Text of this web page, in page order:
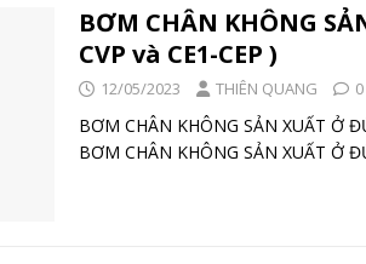
BƠM CHÂN KHÔNG
CVP và CE1-CEP )
12/05/2023 THIÊN QUANG 0
BƠM CHÂN KHÔNG SẢN XUẤT Ở
BƠM CHÂN KHÔNG SẢN XUẤT Ở